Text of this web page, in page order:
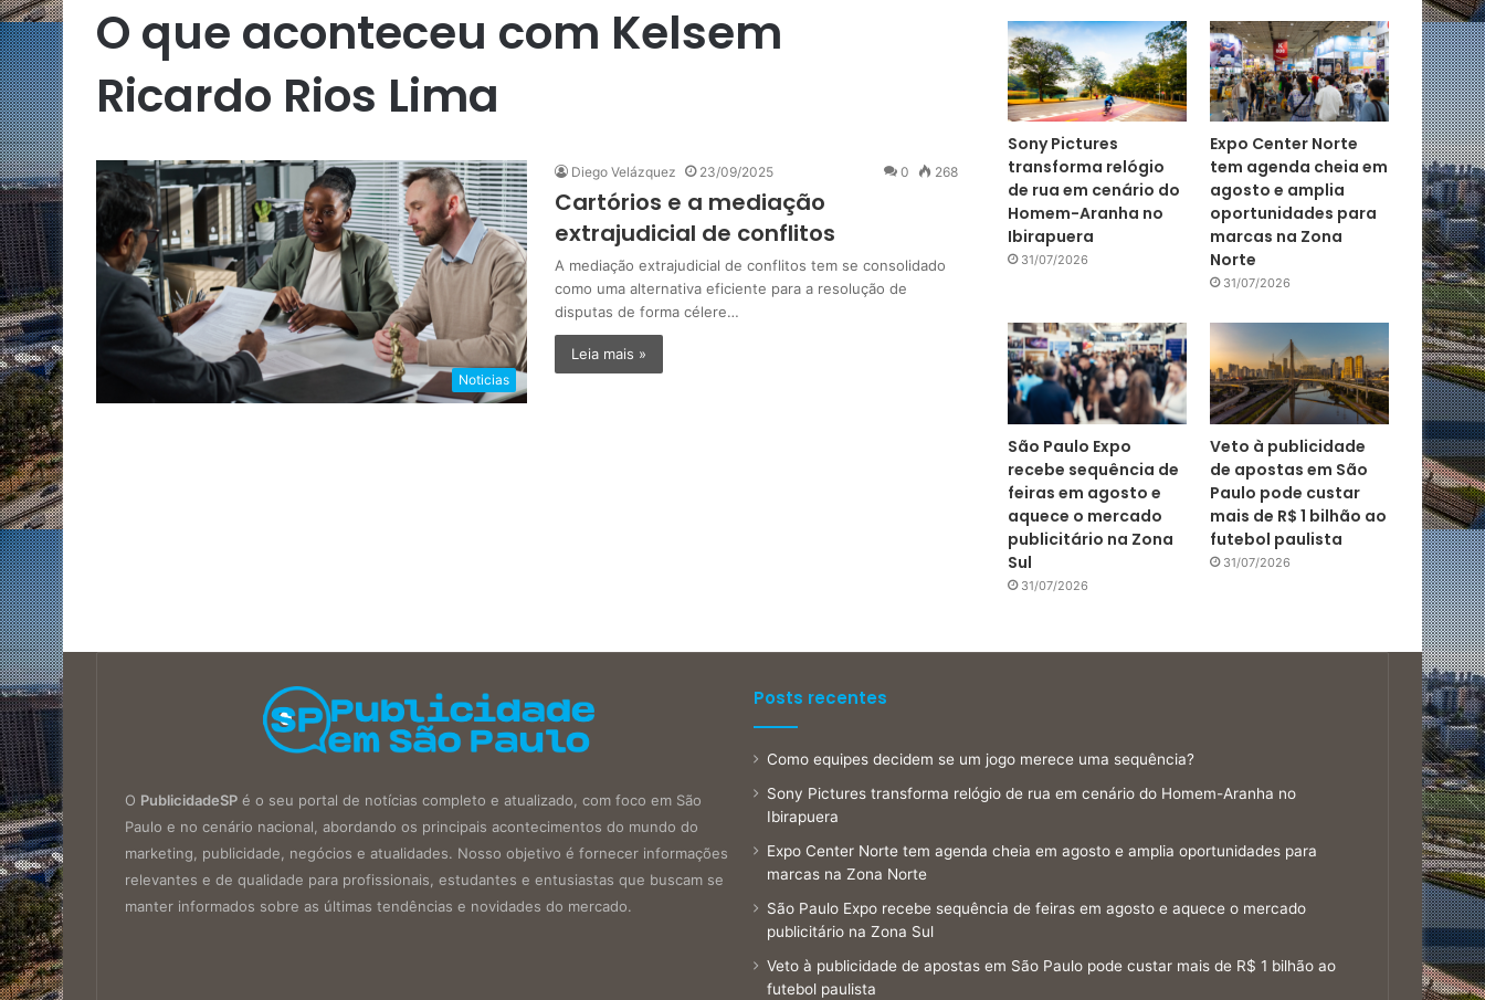
O que aconteceu com Kelsem
Ricardo Rios Lima
Noticias
Diego Velázquez 23/09/2025 0 268
Cartórios e a mediação
extrajudicial de conflitos
A mediação extrajudicial de conflitos tem se consolidado
como uma alternativa eficiente para a resolução de
disputas de forma célere…
Leia mais »
Sony Pictures
transforma relógio
de rua em cenário do
Homem-Aranha no
Ibirapuera
31/07/2026
Expo Center Norte
tem agenda cheia em
agosto e amplia
oportunidades para
marcas na Zona
Norte
31/07/2026
São Paulo Expo
recebe sequência de
feiras em agosto e
aquece o mercado
publicitário na Zona
Sul
31/07/2026
Veto à publicidade
de apostas em São
Paulo pode custar
mais de R$ 1 bilhão ao
futebol paulista
31/07/2026
O PublicidadeSP é o seu portal de notícias completo e atualizado, com foco em São
Paulo e no cenário nacional, abordando os principais acontecimentos do mundo do
marketing, publicidade, negócios e atualidades. Nosso objetivo é fornecer informações
relevantes e de qualidade para profissionais, estudantes e entusiastas que buscam se
manter informados sobre as últimas tendências e novidades do mercado.
Posts recentes
Como equipes decidem se um jogo merece uma sequência?
Sony Pictures transforma relógio de rua em cenário do Homem-Aranha no
Ibirapuera
Expo Center Norte tem agenda cheia em agosto e amplia oportunidades para
marcas na Zona Norte
São Paulo Expo recebe sequência de feiras em agosto e aquece o mercado
publicitário na Zona Sul
Veto à publicidade de apostas em São Paulo pode custar mais de R$ 1 bilhão ao
futebol paulista